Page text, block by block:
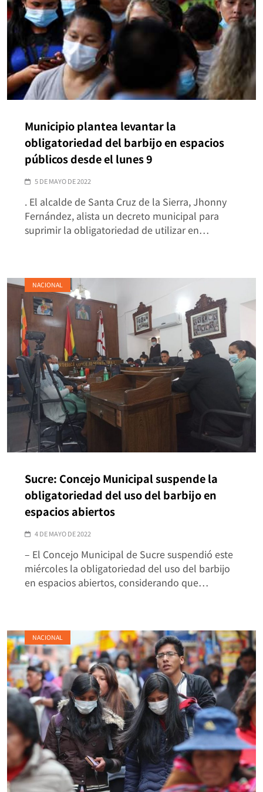
Municipio plantea levantar la
obligatoriedad del barbijo en espacios
públicos desde el lunes 9
5 DE MAYO DE 2022
. El alcalde de Santa Cruz de la Sierra, Jhonny
Fernández, alista un decreto municipal para
suprimir la obligatoriedad de utilizar en…
NACIONAL
Sucre: Concejo Municipal suspende la
obligatoriedad del uso del barbijo en
espacios abiertos
4 DE MAYO DE 2022
– El Concejo Municipal de Sucre suspendió este
miércoles la obligatoriedad del uso del barbijo
en espacios abiertos, considerando que…
NACIONAL